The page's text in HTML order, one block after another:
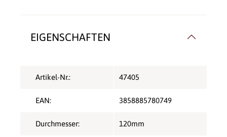
EIGENSCHAFTEN
Artikel-Nr.: 47405
EAN: 3858885780749
Durchmesser: 120mm